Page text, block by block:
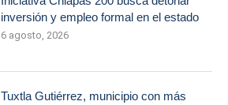
inversión y empleo formal en el estado
6 agosto, 2026
Tuxtla Gutiérrez, municipio con más